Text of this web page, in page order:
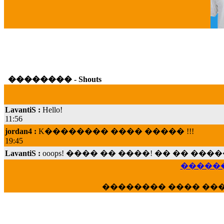
�������� - Shouts
11:56
jordan4 :
19:45
LavantiS :
���; ���� ��� ��� �������� ����
�������� ����